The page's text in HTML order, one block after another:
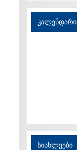
კალენდარი
სიახლეები